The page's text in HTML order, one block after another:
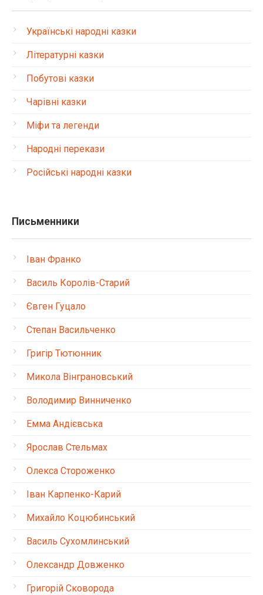
Українські народні казки
Літературні казки
Побутові казки
Чарівні казки
Міфи та легенди
Народні перекази
Російські народні казки
Письменники
Іван Франко
Василь Королів-Старий
Євген Гуцало
Степан Васильченко
Григір Тютюнник
Микола Вінграновський
Володимир Винниченко
Емма Андієвська
Ярослав Стельмах
Олекса Стороженко
Іван Карпенко-Карий
Михайло Коцюбинський
Василь Сухомлинський
Олександр Довженко
Григорій Сковорода